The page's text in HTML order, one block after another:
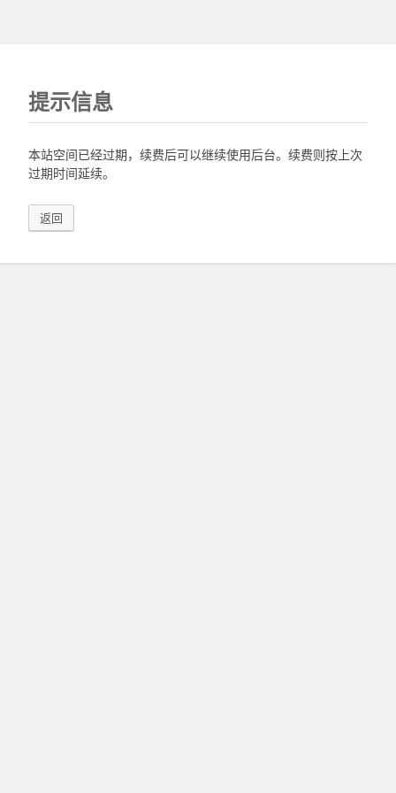
提示信息
本站空间已经过期，续费后可以继续使用后台。续费则按上次
过期时间延续。
返回